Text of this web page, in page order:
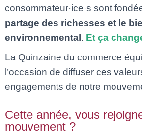
consommateur·ice·s sont
partage des richesses et le
environnemental . Et ça
La Quinzaine du commerce
l’occasion de diffuser ces
engagements de notre
Cette année, vous
mouvement ?